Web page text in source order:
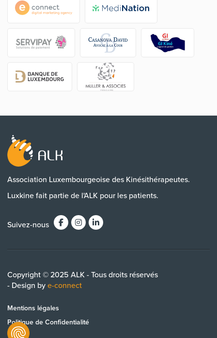
Association Luxembourgeoise des Kinésithérapeutes.
Luxkine fait partie de l'ALK pour les patients.
Suivez-nous
Copyright © 2025 ALK - Tous droits réservés
- Design bye-connect
Mentions légales
Politique de Confidentialité